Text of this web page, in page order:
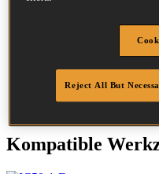
30 mm
Blank
DOP-
Kompatible
Reject All But